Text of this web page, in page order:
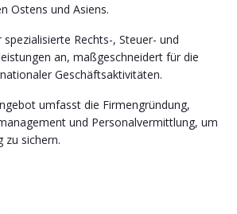
Ostens und Asiens.
Rechts-, Steuer- und
an, maßgeschneidert für die
Geschäftsaktivitäten.
umfasst die Firmengründung,
und Personalvermittlung, um
zu sichern.